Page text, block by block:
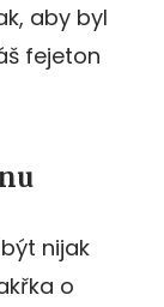
aby byl
fejeton
nijak
o